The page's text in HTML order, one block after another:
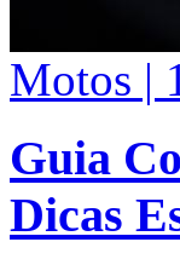
Motos |
Guia
Dicas